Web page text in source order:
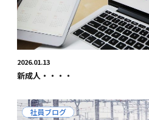
2026.01.13
新成人・・・・
社員ブログ